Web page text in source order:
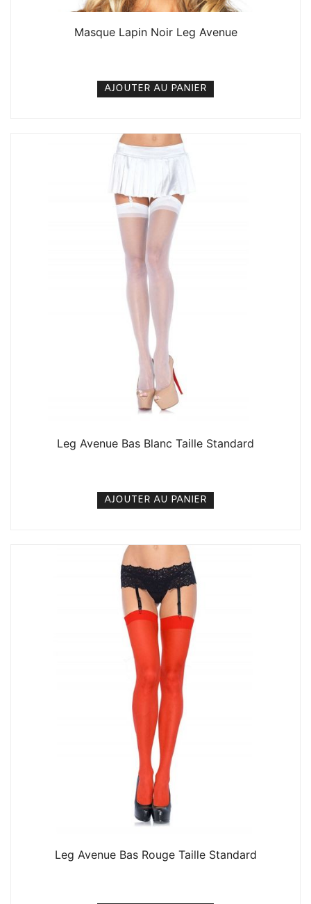
Masque Lapin Noir Leg Avenue
AJOUTER AU PANIER
Leg Avenue Bas Blanc Taille Standard
AJOUTER AU PANIER
Leg Avenue Bas Rouge Taille Standard